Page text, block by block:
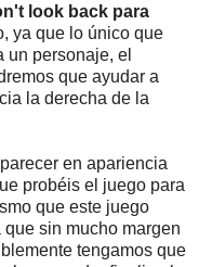
look back para
ya que lo único que
un personaje, el
que ayudar a
la derecha de la
en apariencia
probéis el juego para
que este juego
sin mucho margen
tengamos que